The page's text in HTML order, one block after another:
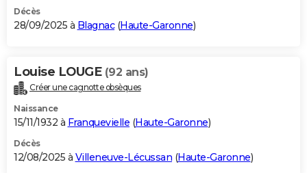
Décès
28/09/2025 à Blagnac(Haute-Garonne)
Louise LOUGE (92 ans)
Créer une cagnotte obsèques
Naissance
15/11/1932 à Franquevielle (Haute-Garonne)
Décès
12/08/2025 à Villeneuve-Lécussan (Haute-Garonne)